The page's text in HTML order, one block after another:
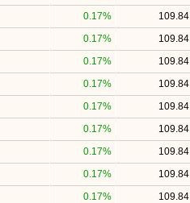
109.84
0.17%
109.84
0.17%
109.84
0.17%
109.84
0.17%
109.84
0.17%
109.84
0.17%
109.84
0.17%
109.84
0.17%
109.84
0.17%